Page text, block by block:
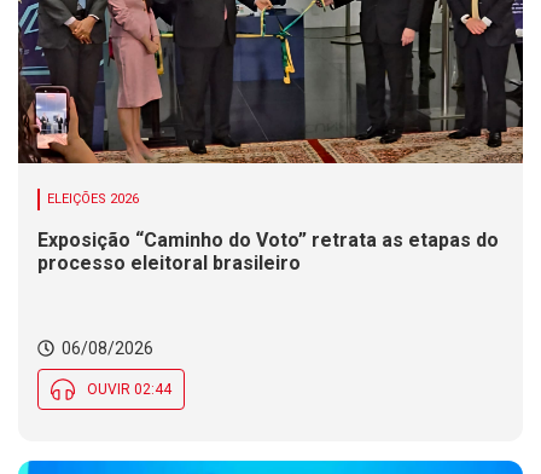
ELEIÇÕES 2026
Exposição “Caminho do Voto” retrata as etapas do
processo eleitoral brasileiro
06/08/2026
OUVIR 02:44